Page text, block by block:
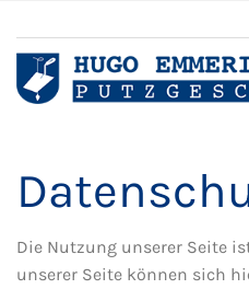
Die Nutzung unserer Seite
unserer Seite können sich